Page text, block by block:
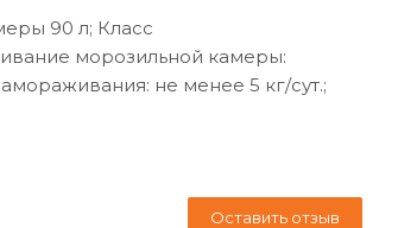
90 л; Класс
морозильной камеры:
не менее 5 кг/сут.;
Оставить отзыв